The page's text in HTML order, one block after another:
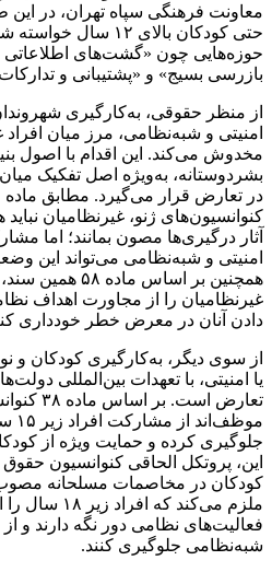
معاونت فرهنگی سپاه تهران، در این
حتی کودکان بالای ۱۲
حوزه‌هایی چون «گشت‌های اطلاعاتی
بازرسی بسیج» و «پشتیبانی و
از منظر حقوقی، به‌کارگیری
امنیتی و شبه‌نظامی، مرز میان افراد
مخدوش می‌کند. این اقدام با اصول
بشردوستانه، به‌ویژه اصل تفکیک
کنوانسیون‌های ژنو، غیرنظامیان
آثار درگیری‌ها مصون بمانند؛ اما
امنیتی و شبه‌نظامی می‌تواند این
همچنین بر اساس
غیرنظامیان را از مجاورت اهداف
دادن آنان در معرض خطر خودداری
از سوی دیگر، به‌کارگیری کودکان و
یا امنیتی، با تعهدات بین‌المللی
تعارض
جلوگیری کرده و حمایت ویژه از
این، پروتکل الحاقی کنوانسیون
ملزم می‌کند
فعالیت‌های نظامی دور نگه دارند و
شبه‌نظامی جلوگیری کنند.